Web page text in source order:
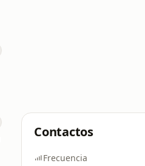
Contactos
Frecuencia